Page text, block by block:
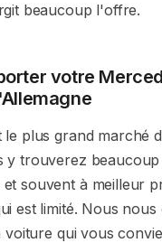
beaucoup l'offre.
votre
le plus grand marché
y trouverez
et souvent à meilleur
est limité. Nous
qui vous